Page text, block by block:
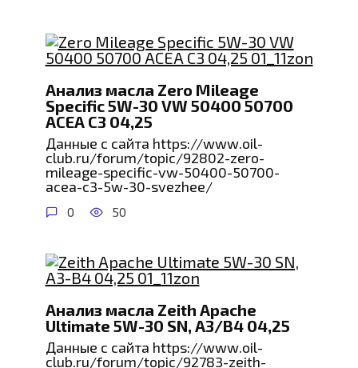
Анализ масла Zero Mileage
Specific 5W-30 VW 50400 50700
ACEA C3 04,25
Данные с сайта https://www.oil-
club.ru/forum/topic/92802-zero-
mileage-specific-vw-50400-50700-
acea-c3-5w-30-svezhee/
0 50
Анализ масла Zeith Apache
Ultimate 5W-30 SN, A3/B4 04,25
Данные с сайта https://www.oil-
club.ru/forum/topic/92783-zeith-